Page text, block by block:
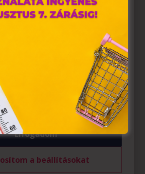
hírközlésről szóló 2003. évi C.
kereskedelmi szolgáltatások, az
összefüggő szolgáltatások
szóló 2001. évi CVIII. törvény, valamint
előírásainak megfelelően használjuk.
melyek az Európai Unió országain
„sütik" használatához, és ezeknek a
vagy egyéb eszközén történő
hozzájárulását kell kérniük.
Elfogadom
a beállításokat